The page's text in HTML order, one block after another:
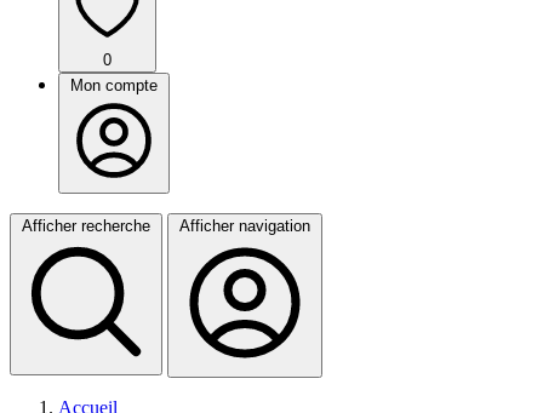
0
Mon compte
Afficher recherche Afficher navigation
Accueil